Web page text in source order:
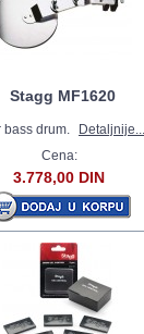
Stagg MF1620
bass drum.
Detaljnije...
Cena:
3.778,00 DIN